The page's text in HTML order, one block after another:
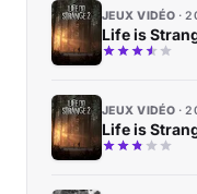
JEUX VIDÉO
Life is
JEUX VIDÉO
Life is